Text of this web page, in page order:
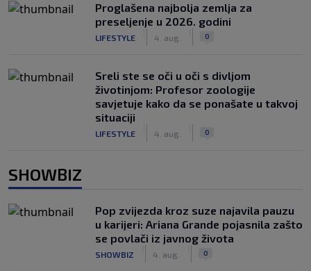
Proglašena najbolja zemlja za
preseljenje u 2026. godini
LIFESTYLE 4. aug. 0
Sreli ste se oči u oči s divljom
životinjom: Profesor zoologije
savjetuje kako da se ponašate u takvoj
situaciji
LIFESTYLE 4. aug. 0
SHOWBIZ
Pop zvijezda kroz suze najavila pauzu
u karijeri: Ariana Grande pojasnila zašto
se povlači iz javnog života
SHOWBIZ 4. aug. 0